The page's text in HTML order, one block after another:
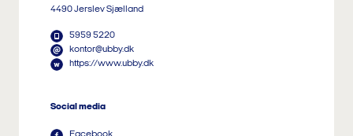
4490 Jerslev Sjælland
5959 5220
kontor@ubby.dk
https://www.ubby.dk
Social media